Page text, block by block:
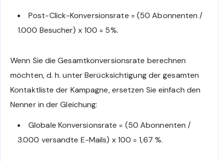
Post-Click-Konversionsrate = (50 Abonnenten /
1.000 Besucher) x 100 = 5%.
Wenn Sie die Gesamtkonversionsrate berechnen
möchten, d. h. unter Berücksichtigung der gesamten
Kontaktliste der Kampagne, ersetzen Sie einfach den
Nenner in der Gleichung:
Globale Konversionsrate = (50 Abonnenten /
3.000 versandte E-Mails) x 100 = 1,67 %.